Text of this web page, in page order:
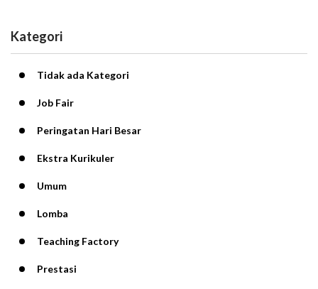
Kategori
Tidak ada Kategori
Job Fair
Peringatan Hari Besar
Ekstra Kurikuler
Umum
Lomba
Teaching Factory
Prestasi